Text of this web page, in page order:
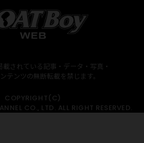
載されている記事・データ・写真・
テンツの無断転載を禁じます。
COPYRIGHT(C)
CO., LTD. ALL RIGHT RESERVED.